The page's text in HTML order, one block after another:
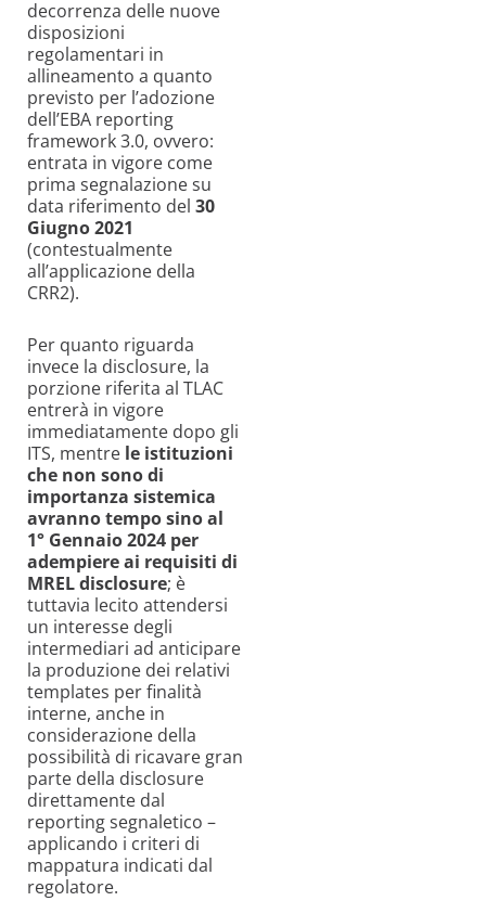
decorrenza delle nuove
disposizioni
regolamentari in
allineamento a quanto
previsto per l’adozione
dell’EBA reporting
framework 3.0, ovvero:
entrata in vigore come
prima segnalazione su
data riferimento del 30
Giugno2021
(contestualmente
all’applicazione della
CRR2).
Per quanto riguarda
invece la disclosure, la
porzione riferita al TLAC
entrerà in vigore
immediatamente dopo gli
ITS, mentre le istituzioni
che non sono di
importanza sistemica
avranno tempo sino al
1° Gennaio 2024 per
adempiere ai requisiti di
MRELdisclosure; è
tuttavia lecito attendersi
un interesse degli
intermediari ad anticipare
la produzione dei relativi
templates per finalità
interne, anche in
considerazione della
possibilità di ricavare gran
parte della disclosure
direttamente dal
reporting segnaletico –
applicando i criteri di
mappatura indicati dal
regolatore.